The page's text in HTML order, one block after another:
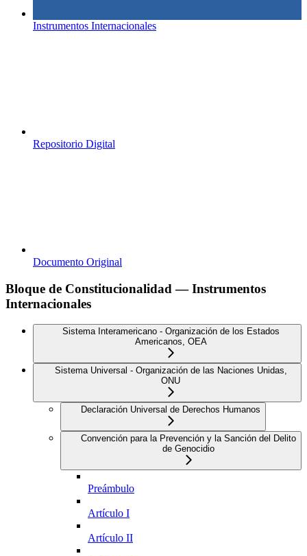
Instrumentos Internacionales
Repositorio Digital
Documento Original
Bloque de Constitucionalidad — Instrumentos
Internacionales
Sistema Interamericano - Organización de los Estados
Americanos, OEA
Sistema Universal - Organización de las Naciones Unidas,
ONU
Declaración Universal de Derechos Humanos
Convención para la Prevención y la Sanción del Delito
de Genocidio
Preámbulo
Artículo I
Artículo II